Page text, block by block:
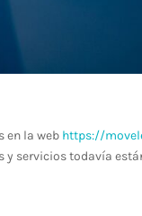
en la web https://
y servicios todavía